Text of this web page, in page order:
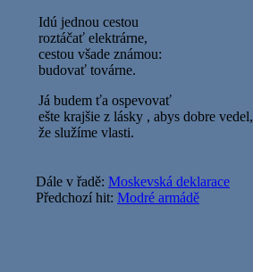
Idú jednou cestou
roztáčať elektrárne,
cestou všade známou:
budovať továrne.
Já budem ťa ospevovať
ešte krajšie z lásky , abys dobre vedel,
že služíme vlasti.
Dále v řadě: Moskevská deklarace
Předchozí hit: Modré armádě